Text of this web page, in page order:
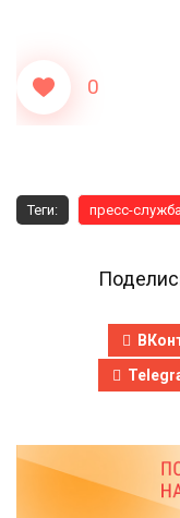
0
Теги: пресс-